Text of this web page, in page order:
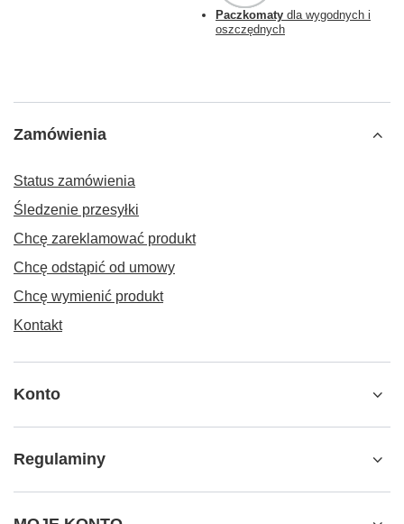
Paczkomaty dla wygodnych i
oszczędnych
Zamówienia
Status zamówienia
Śledzenie przesyłki
Chcę zareklamować produkt
Chcę odstąpić od umowy
Chcę wymienić produkt
Kontakt
Konto
Regulaminy